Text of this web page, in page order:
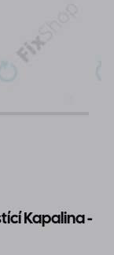
Kapalina -